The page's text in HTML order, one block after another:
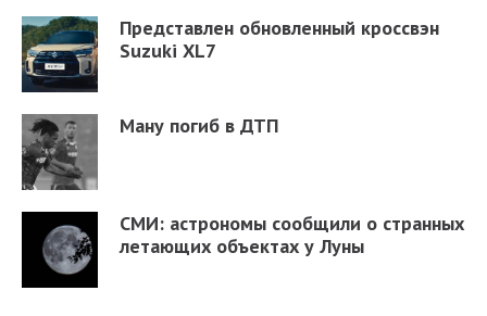
Представлен обновленный кроссвэн
Suzuki XL7
Ману погиб в ДТП
СМИ: астрономы сообщили о странных
летающих объектах у Луны